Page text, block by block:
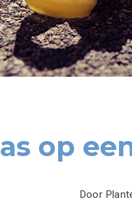
op
Door